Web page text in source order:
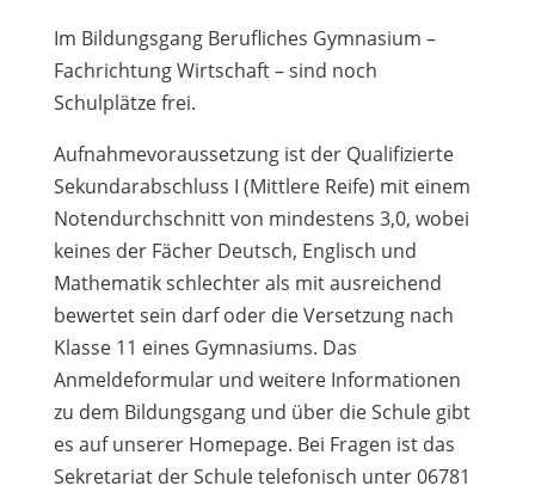
Im Bildungsgang Berufliches Gymnasium –
Fachrichtung Wirtschaft – sind noch
Schulplätze frei.
Aufnahmevoraussetzung ist der Qualifizierte
Sekundarabschluss I (Mittlere Reife) mit einem
Notendurchschnitt von mindestens 3,0, wobei
keines der Fächer Deutsch, Englisch und
Mathematik schlechter als mit ausreichend
bewertet sein darf oder die Versetzung nach
Klasse 11 eines Gymnasiums. Das
Anmeldeformular und weitere Informationen
zu dem Bildungsgang und über die Schule gibt
es auf unserer Homepage. Bei Fragen ist das
Sekretariat der Schule telefonisch unter 06781